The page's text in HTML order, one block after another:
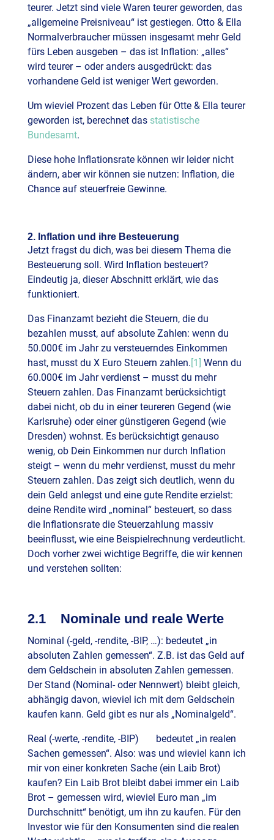
teurer. Jetzt sind viele Waren teurer geworden, das
„allgemeine Preisniveau“ ist gestiegen. Otto & Ella
Normalverbraucher müssen insgesamt mehr Geld
fürs Leben ausgeben – das ist Inflation: „alles“
wird teurer – oder anders ausgedrückt: das
vorhandene Geld ist weniger Wert geworden.
Um wieviel Prozent das Leben für Otte & Ella teurer
geworden ist, berechnet das statistische
Bundesamt.
Diese hohe Inflationsrate können wir leider nicht
ändern, aber wir können sie nutzen: Inflation, die
Chance auf steuerfreie Gewinne.
2. Inflation und ihre Besteuerung
Jetzt fragst du dich, was bei diesem Thema die
Besteuerung soll. Wird Inflation besteuert?
Eindeutig ja, dieser Abschnitt erklärt, wie das
funktioniert.
Das Finanzamt bezieht die Steuern, die du
bezahlen musst, auf absolute Zahlen: wenn du
50.000€ im Jahr zu versteuerndes Einkommen
hast, musst du X Euro Steuern zahlen. [1] Wenn du
60.000€ im Jahr verdienst – musst du mehr
Steuern zahlen. Das Finanzamt berücksichtigt
dabei nicht, ob du in einer teureren Gegend (wie
Karlsruhe) oder einer günstigeren Gegend (wie
Dresden) wohnst. Es berücksichtigt genauso
wenig, ob Dein Einkommen nur durch Inflation
steigt – wenn du mehr verdienst, musst du mehr
Steuern zahlen. Das zeigt sich deutlich, wenn du
dein Geld anlegst und eine gute Rendite erzielst:
deine Rendite wird „nominal“ besteuert, so dass
die Inflationsrate die Steuerzahlung massiv
beeinflusst, wie eine Beispielrechnung verdeutlicht.
Doch vorher zwei wichtige Begriffe, die wir kennen
und verstehen sollten:
2.1 Nominale und reale Werte
Nominal (-geld, -rendite, -BIP, …): bedeutet „in
absoluten Zahlen gemessen“. Z.B. ist das Geld auf
dem Geldschein in absoluten Zahlen gemessen.
Der Stand (Nominal- oder Nennwert) bleibt gleich,
abhängig davon, wieviel ich mit dem Geldschein
kaufen kann. Geld gibt es nur als „Nominalgeld“.
Real (-werte, -rendite, -BIP) bedeutet „in realen
Sachen gemessen“. Also: was und wieviel kann ich
mir von einer konkreten Sache (ein Laib Brot)
kaufen? Ein Laib Brot bleibt dabei immer ein Laib
Brot – gemessen wird, wieviel Euro man „im
Durchschnitt“ benötigt, um ihn zu kaufen. Für den
Investor wie für den Konsumenten sind die realen